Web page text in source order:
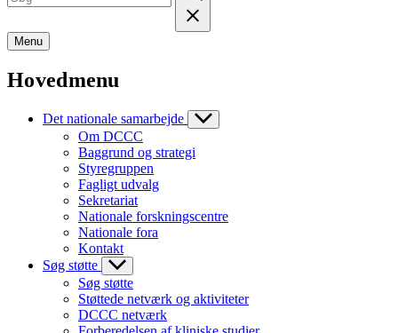
Menu
Hovedmenu
Det nationale samarbejde
Om DCCC
Baggrund og strategi
Styregruppen
Fagligt udvalg
Sekretariat
Nationale forskningscentre
Nationale fora
Kontakt
Søg støtte
Søg støtte
Støttede netværk og aktiviteter
DCCC netværk